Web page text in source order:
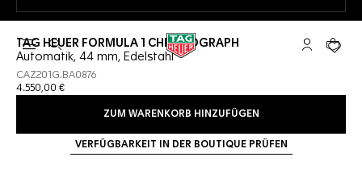
Suche öffnen My TAG
Ihr
TAG HEUER FORMULA 1 CHRONOGRAPH
Automatik, 44 mm, Edelstahl
CAZ201G.BA0876
4.550,00 €
ZUM WARENKORB HINZUFÜGEN
VERFÜGBARKEIT IN DER BOUTIQUE PRÜFEN